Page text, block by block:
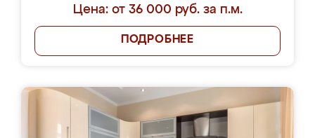
Цена: от 36 000 руб. за п.м.
ПОДРОБНЕЕ